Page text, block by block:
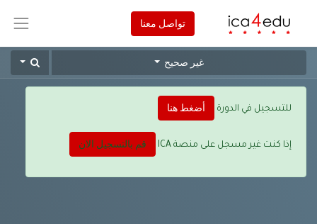
تواصل معنا
للتسجيل في الدورة أضغط هنا
إذا كنت غير مسجل على منصة ICA قم بالتسجيل الان
غير صحيح